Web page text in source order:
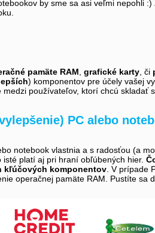
by sme sa asi veľmi nepohli
pamäte RAM grafické karty , či
) komponentov pre účely vašej
používateľov, ktorí chcú skladať
PC alebo
notebook vlastnia a s radosťou (a
isté platí aj pri hraní obľúbených hier.
kľúčových komponentov . V prípade
operačnej pamäte RAM. Pustíte sa